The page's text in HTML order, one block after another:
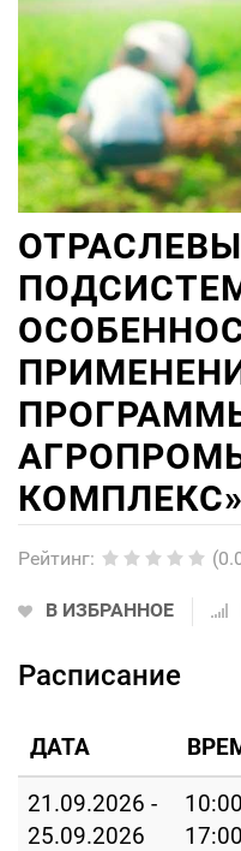
КОМПЛЕКС»
Рейтинг:
В ИЗБРАННОЕ
Расписание
ДАТА
21.09.2026 -
25.09.2026